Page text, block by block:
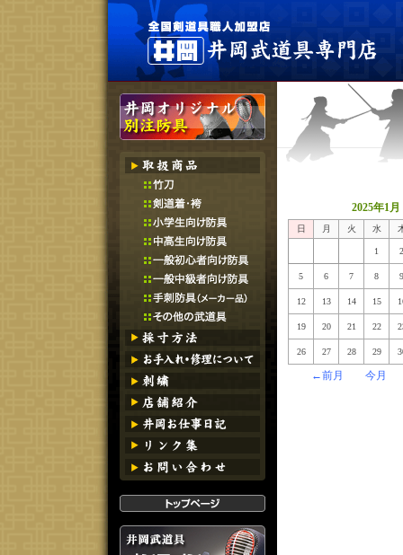
2025年1月
日 月 火 水
1 2
5 6 7 8 9
12 13 14 15
19 20 21 22
26 27 28 29
←前月 今月